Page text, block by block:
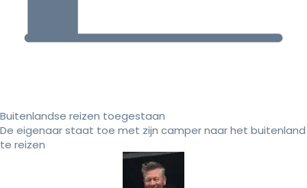
Buitenlandse reizen toegestaan
De eigenaar staat toe met zijn camper naar het buitenland
te reizen